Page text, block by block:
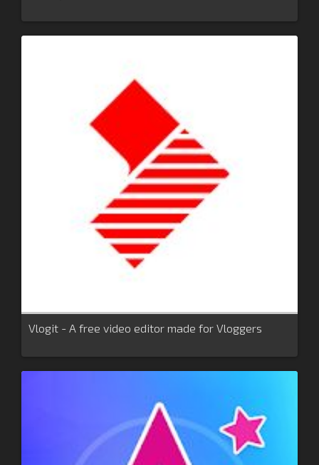
Vlogit - A free video editor made for Vloggers